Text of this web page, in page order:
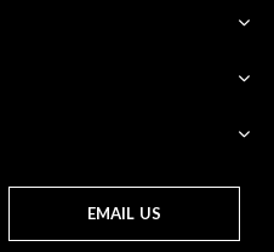
EMAIL US